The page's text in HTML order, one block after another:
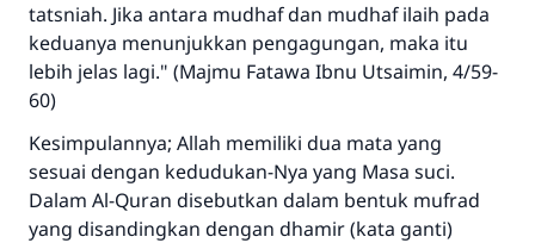
tatsniah. Jika antara mudhaf dan mudhaf ilaih pada
keduanya menunjukkan pengagungan, maka itu
lebih jelas lagi." (Majmu Fatawa Ibnu Utsaimin, 4/59-
60)
Kesimpulannya; Allah memiliki dua mata yang
sesuai dengan kedudukan-Nya yang Masa suci.
Dalam Al-Quran disebutkan dalam bentuk mufrad
yang disandingkan dengan dhamir (kata ganti)